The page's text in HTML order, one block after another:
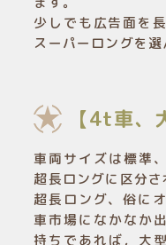
少しでも広告面を
スーパーロングを選
【4t車、
車両サイズは標準
超長ロングに区分さ
超長ロング、俗に
車市場になかなか
持ちであれば，大